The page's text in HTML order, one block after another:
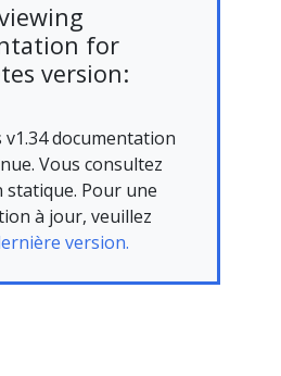
for
version:
documentation
Vous consultez
statique. Pour une
à jour, veuillez
version.